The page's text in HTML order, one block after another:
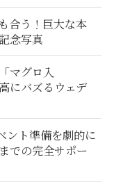
合う！巨大な本
念写真
マグロ入
にバズるウェデ
ント準備を劇的に
での完全サポー